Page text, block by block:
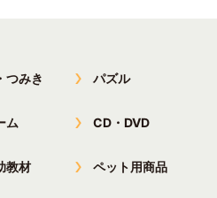
つみき パズル
ム CD・DVD
教材 ペット用商品